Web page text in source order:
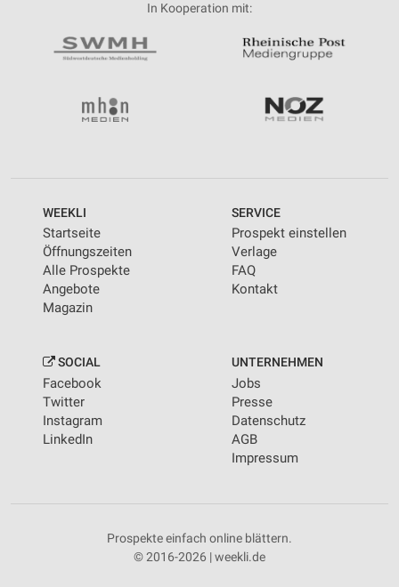
In Kooperation mit:
WEEKLI
Startseite
Öffnungszeiten
Alle Prospekte
Angebote
Magazin
SERVICE
Prospekt einstellen
Verlage
FAQ
Kontakt
SOCIAL
Facebook
Twitter
Instagram
LinkedIn
UNTERNEHMEN
Jobs
Presse
Datenschutz
AGB
Impressum
Prospekte einfach online blättern.
© 2016-2026 | weekli.de